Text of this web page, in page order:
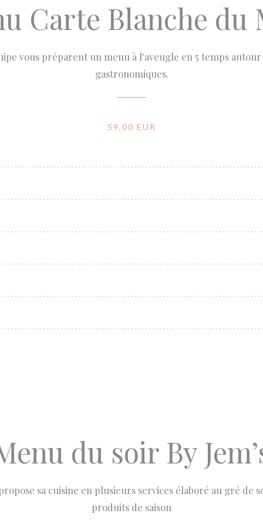
Carte Blanche du
vous préparent un menu à l'aveugle en 5 temps
gastronomiques.
59,00 EUR
du soir By
sa cuisine en plusieurs services élaboré au gré de
produits de saison